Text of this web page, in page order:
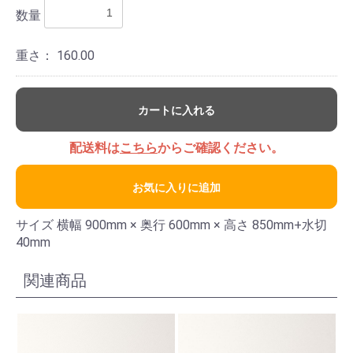
数量
重さ： 160.00
カートに入れる
配送料はこちらからご確認ください。
お気に入りに追加
サイズ 横幅 900mm × 奥行 600mm × 高さ 850mm+水切
40mm
関連商品